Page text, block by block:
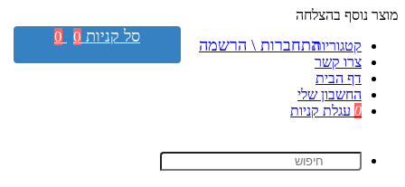
מוצר נוסף בהצלחה
קטגוריות
צרו קשר
דף הבית
החשבון שלי
0 עגלת קניות
התחברות \ הרשמה סל קניות 0
0